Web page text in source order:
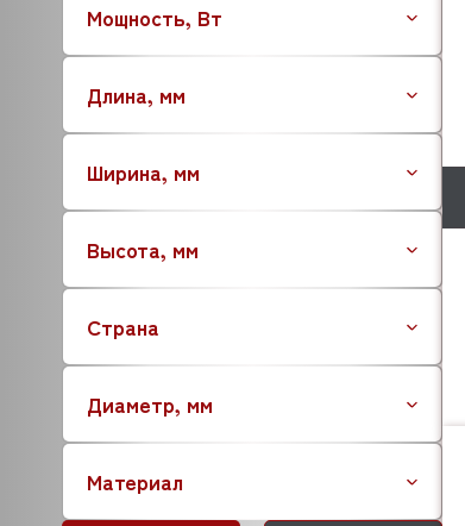
Мощность, Вт
Длина, мм
Ширина, мм
Высота, мм
Страна
Диаметр, мм
Материал